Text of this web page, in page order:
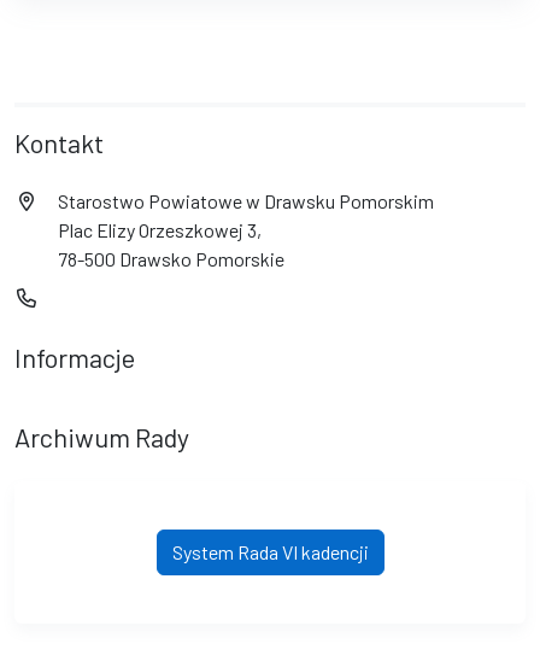
Kontakt
Starostwo Powiatowe w Drawsku Pomorskim
Plac Elizy Orzeszkowej 3,
78-500 Drawsko Pomorskie
Informacje
Archiwum Rady
System Rada VI kadencji